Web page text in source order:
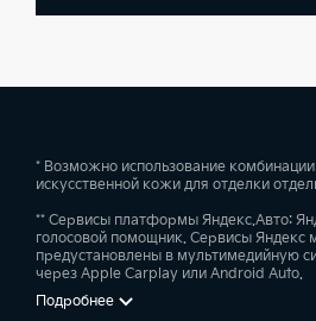
* Возможно использование
искусственной кожи для отделки
** Сервисы платформы Яндекс.Авто:
голосовой помощник. Сервисы Яндекс
предустановлены в мультимедийную
через Apple Carplay или Android Auto.
Подробнее